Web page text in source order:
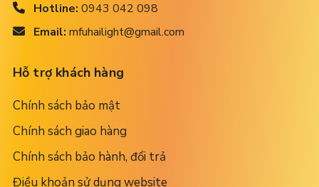
Hotline: 0943 042 098
Email: mfuhailight@gmail.com
Hỗ trợ khách hàng
Chính sách bảo mật
Chính sách giao hàng
Chính sách bảo hành, đổi trả
Điều khoản sử dụng website